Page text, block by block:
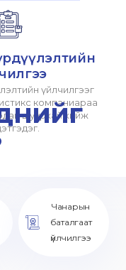
үйлчилгээг
компаниараа
шуурхай хийж
Чанарын
баталгаат
үйлчилгээ